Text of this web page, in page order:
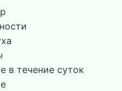
в течение суток